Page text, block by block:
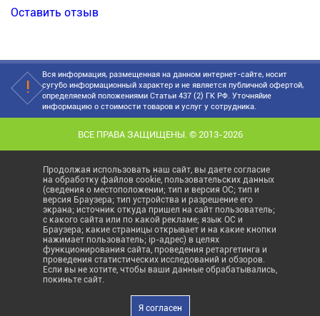
Оставить отзыв
Вся информация, размещенная на данном интернет-сайте, носит
сугубо информационный характер и не является публичной офертой,
определяемой положениями Статьи 437 (2) ГК РФ. Уточняйие
информацию о стоимости товаров и услуг у сотрудника.
ВСЕ ПРАВА ЗАЩИЩЕНЫ. © 2013-2026
Продолжая использовать наш сайт, вы даете согласие
на обработку файлов cookie, пользовательских данных
(сведения о местоположении; тип и версия ОС; тип и
версия Браузера; тип устройства и разрешение его
экрана; источник откуда пришел на сайт пользователь;
с какого сайта или по какой рекламе; язык ОС и
Браузера; какие страницы открывает и на какие кнопки
нажимает пользователь; ip-адрес) в целях
функционирования сайта, проведения ретаргетинга и
проведения статистических исследований и обзоров.
Если вы не хотите, чтобы ваши данные обрабатывались,
покиньте сайт.
Я согласен